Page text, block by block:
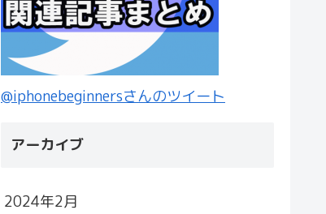
@iphonebeginnersさんのツイート
アーカイブ
2024年2月